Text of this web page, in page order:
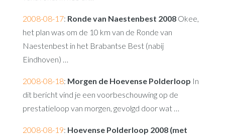
2008-08-17: Ronde van Naestenbest 2008Okee,
het plan was om de 10 km van de Ronde van
Naestenbest in het Brabantse Best (nabij
Eindhoven) …
2008-08-18: Morgen de Hoevense Polderloop In
dit bericht vind je een voorbeschouwing op de
prestatieloop van morgen, gevolgd door wat …
2008-08-19: Hoevense Polderloop 2008 (met